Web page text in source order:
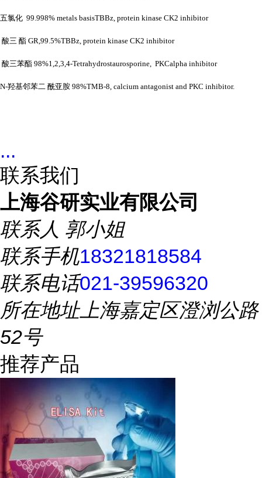
五氯化 99.998% metals basisTBBz, protein kinase CK2 inhibitor
酸三 酯 GR,99.5%TBBz, protein kinase CK2 inhibitor
酸三苯酯 98%1,2,3,4-Tetrahydrostaurosporine, PKCalpha inhibitor
N-羟基邻苯二 酰亚胺 98%TMB-8, calcium antagonist and PKC inhibitor.
...
联系我们
上海谷研实业有限公司
联系人 郭小姐
联系手机18321818584
联系电话021-39596320
所在地址上海嘉定区澄浏公路
52号
推荐产品